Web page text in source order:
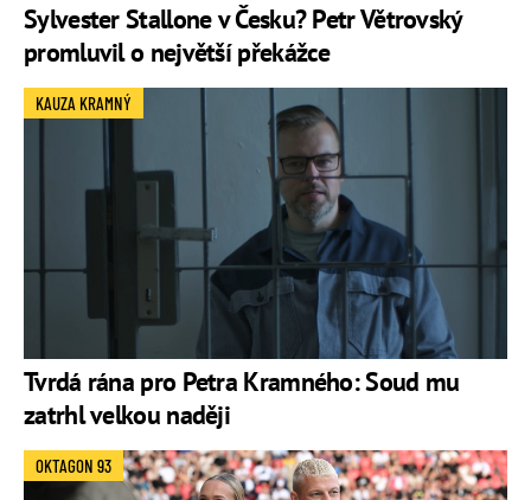
Sylvester Stallone v Česku? Petr Větrovský
promluvil o největší překážce
Tvrdá rána pro Petra Kramného: Soud mu
zatrhl velkou naději
KAUZA KRAMNÝ
OKTAGON 93